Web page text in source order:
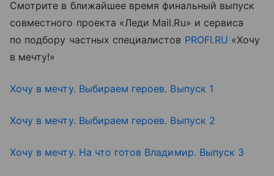
Смотрите в ближайшее время финальный выпуск
совместного проекта «Леди Mail.Ru» и сервиса
по подбору частных специалистов PROFI.RU «Хочу
в мечту!»
Хочу в мечту. Выбираем героев. Выпуск 1
Хочу в мечту. Выбираем героев. Выпуск 2
Хочу в мечту. На что готов Владимир. Выпуск 3